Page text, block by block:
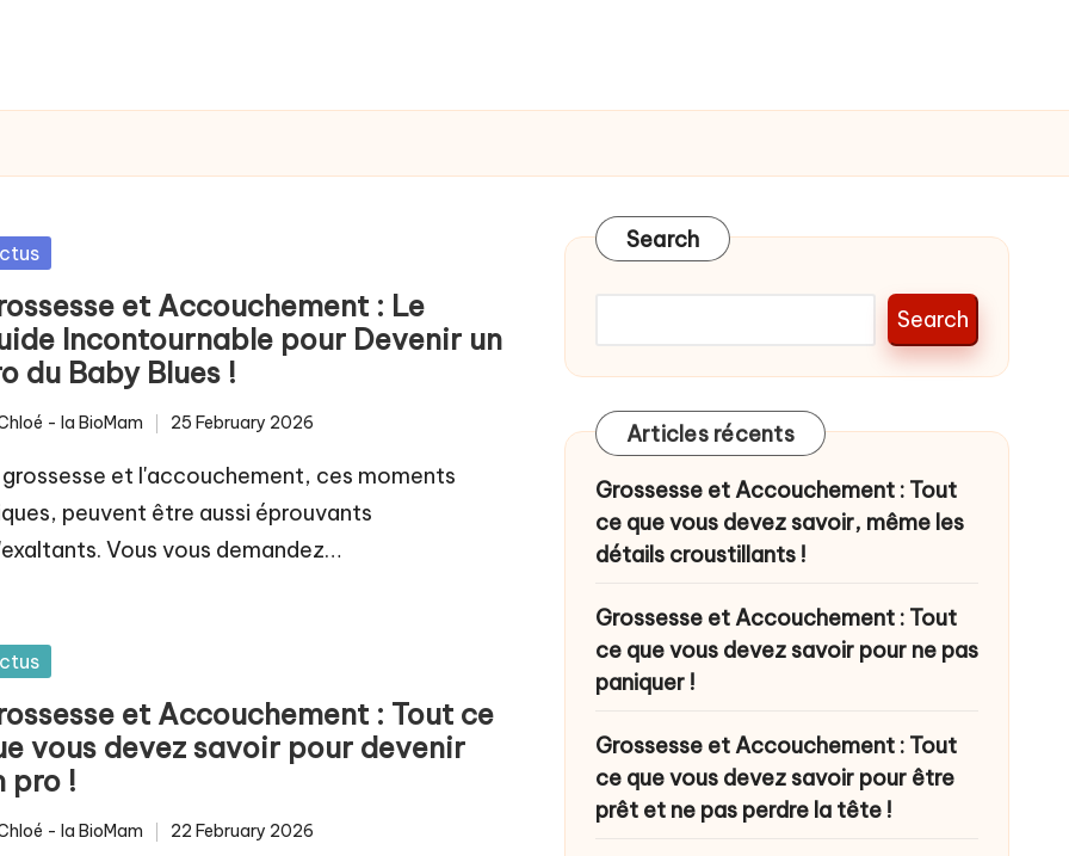
et Accouchement : Le
Incontournable pour Devenir un
du Baby Blues !
- la BioMam 25 February 2026
grossesse et l'accouchement, ces moments
peuvent être aussi éprouvants
Vous vous demandez…
et Accouchement : Tout ce
vous devez savoir pour devenir
pro !
- la BioMam 22 February 2026
Search
Search
Articles récents
Grossesse et Accouchement : Tout
ce que vous devez savoir, même les
détails croustillants !
Grossesse et Accouchement : Tout
ce que vous devez savoir pour ne pas
paniquer !
Grossesse et Accouchement : Tout
ce que vous devez savoir pour être
prêt et ne pas perdre la tête !